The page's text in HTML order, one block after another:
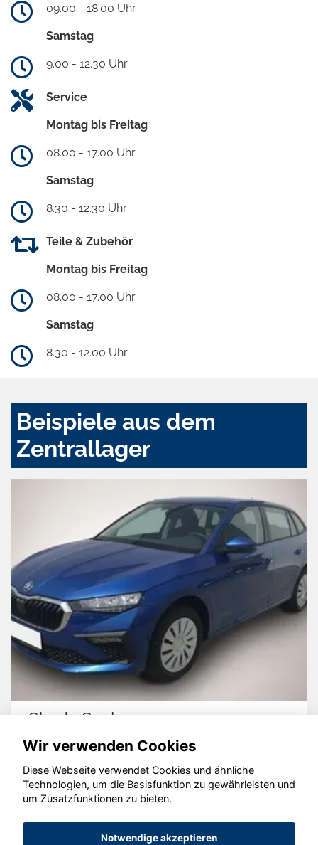
09.00 - 18.00 Uhr
Samstag
9.00 - 12.30 Uhr
Service
Montag bis Freitag
08.00 - 17.00 Uhr
Samstag
8.30 - 12.30 Uhr
Teile & Zubehör
Montag bis Freitag
08.00 - 17.00 Uhr
Samstag
8.30 - 12.00 Uhr
Beispiele aus dem
Zentrallager
Skoda Scala
© konjunkturmotor.de GmbH 2020 - 2026
Wir verwenden Cookies
Diese Webseite verwendet Cookies und ähnliche
Technologien, um die Basisfunktion zu gewährleisten und
um Zusatzfunktionen zu bieten.
Notwendige akzeptieren